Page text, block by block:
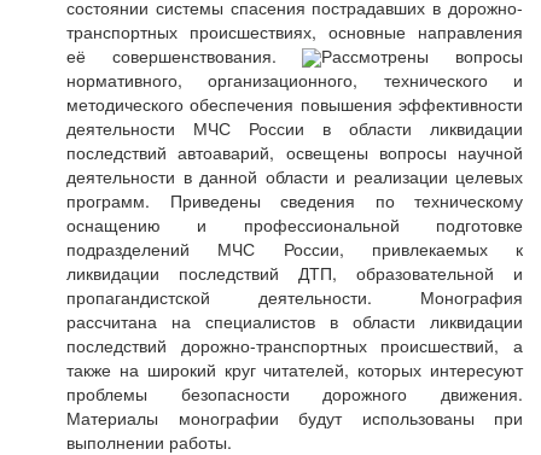
состоянии системы спасения пострадавших в дорожно-
транспортных происшествиях, основные направления
её совершенствования.
Рассмотрены вопросы
нормативного, организационного, технического и
методического обеспечения повышения эффективности
деятельности МЧС России в области ликвидации
последствий автоаварий, освещены вопросы научной
деятельности в данной области и реализации целевых
программ. Приведены сведения по техническому
оснащению и профессиональной подготовке
подразделений МЧС России, привлекаемых к
ликвидации последствий ДТП, образовательной и
пропагандистской деятельности. Монография
рассчитана на специалистов в области ликвидации
последствий дорожно-транспортных происшествий, а
также на широкий круг читателей, которых интересуют
проблемы безопасности дорожного движения.
Материалы монографии будут использованы при
выполнении работы.